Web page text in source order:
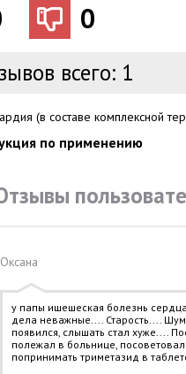
0
всего: 1
(в составе комплексной
по применению
Оксана
у папы ишешеская болезнь
дела неважные.... Старость....
появился, слышать стал хуже....
полежал в больнице,
попринимать триметазид в